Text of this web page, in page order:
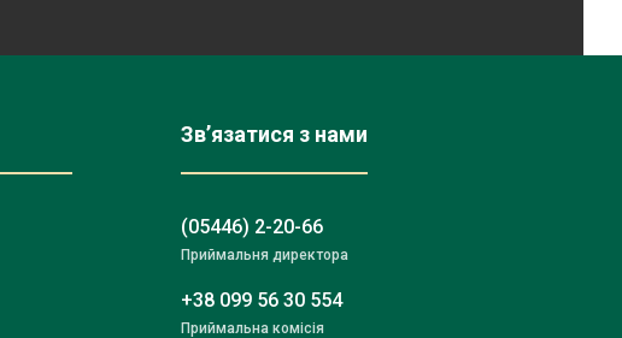
Зв’язатися з нами
(05446) 2-20-66
Приймальня директора
+38 099 56 30 554
Приймальна комісія